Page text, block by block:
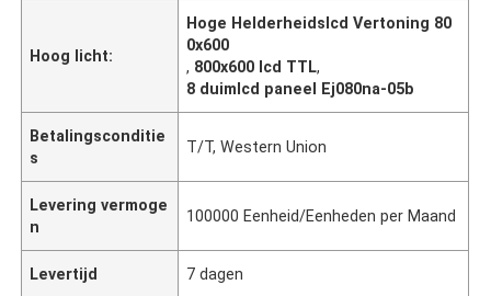
Hoog licht:
Hoge Helderheidslcd Vertoning 80
0x600
, 800x600 lcd TTL,
8 duimlcd paneel Ej080na-05b
Betalingsconditie
s
T/T, Western Union
Levering vermoge
n
100000 Eenheid/Eenheden per Maand
Levertijd 7 dagen